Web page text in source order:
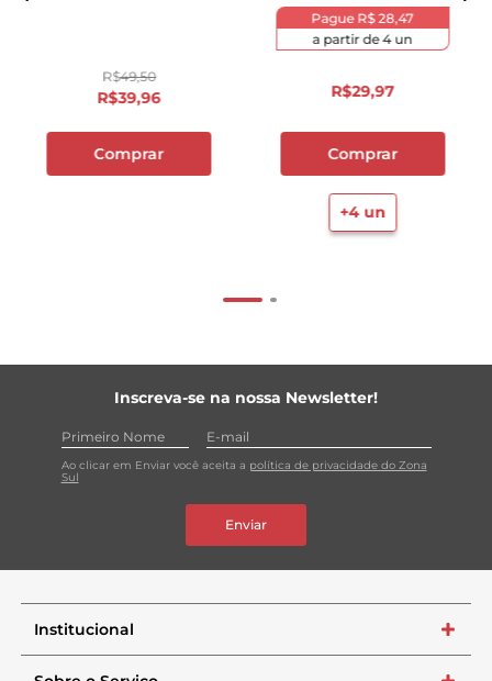
R$49,50
R$39,96
Comprar
Pague R$ 28,47
a partir de4un
R$29,97
Comprar
+4un
Inscreva-se na nossa Newsletter!
Ao clicar em Enviar você aceita a política de privacidade do Zona
Sul
Enviar
Institucional +